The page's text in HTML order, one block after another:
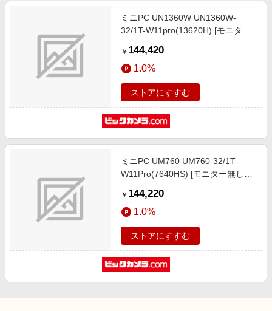
ミニPC UN1360W UN1360W-
32/1T-W11pro(13620H) [モニター
/メモリ：32GB /SSD：1TB /2024
年11月モデル]
￥ 144,420
1.0%
ストアにすすむ
ミニPC UM760 UM760-32/1T-
W11Pro(7640HS) [モニター無し
モリ：32GB /SSD：1TB /2024年9
月モデル]
￥ 144,220
1.0%
ストアにすすむ